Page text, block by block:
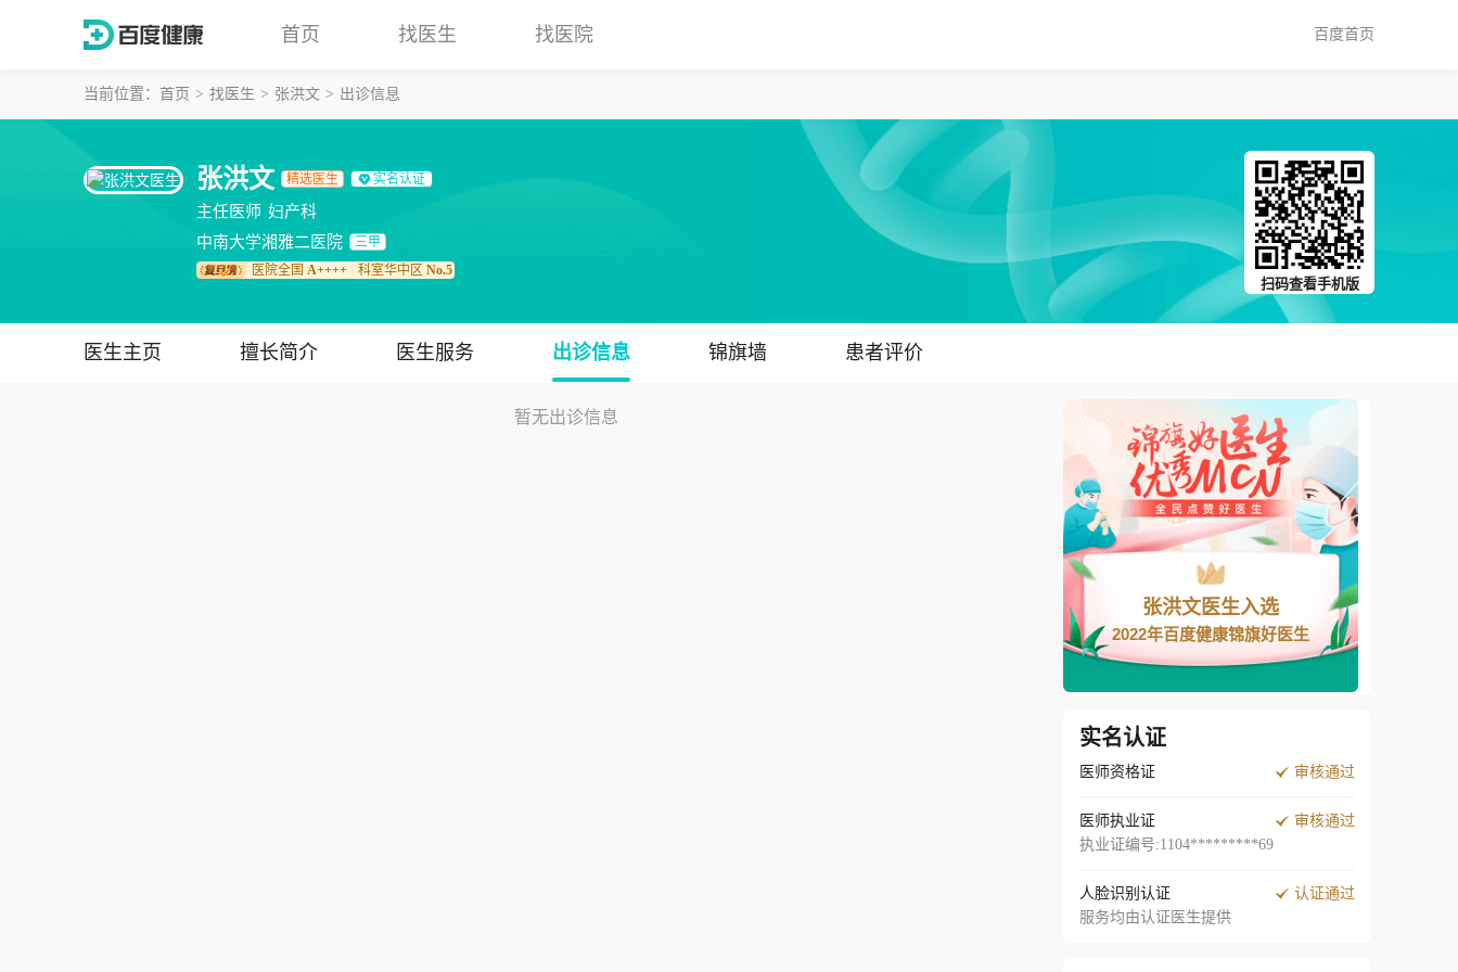
首页 找医生 找医院 百度首页
当前位置： 首页 找医生 张洪文 出诊信息
张洪文 精选医生 实名认证
主任医师 妇产科
中南大学湘雅二医院
三甲
医院全国 A++++ 科室华中区 No.5
扫码查看手机版
医生主页 擅长简介 医生服务 出诊信息 锦旗墙 患者评价
暂无出诊信息
张洪文医生入选
2022年百度健康锦旗好医生
实名认证
医师资格证 审核通过
医师执业证
审核通过
执业证编号:1104*********69
人脸识别认证
认证通过
服务均由认证医生提供